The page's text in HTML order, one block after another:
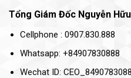
Tổng Giám Đốc Nguyễn
Cellphone : 0907.830.888
Whatsapp: +84907830888
Wechat ID: